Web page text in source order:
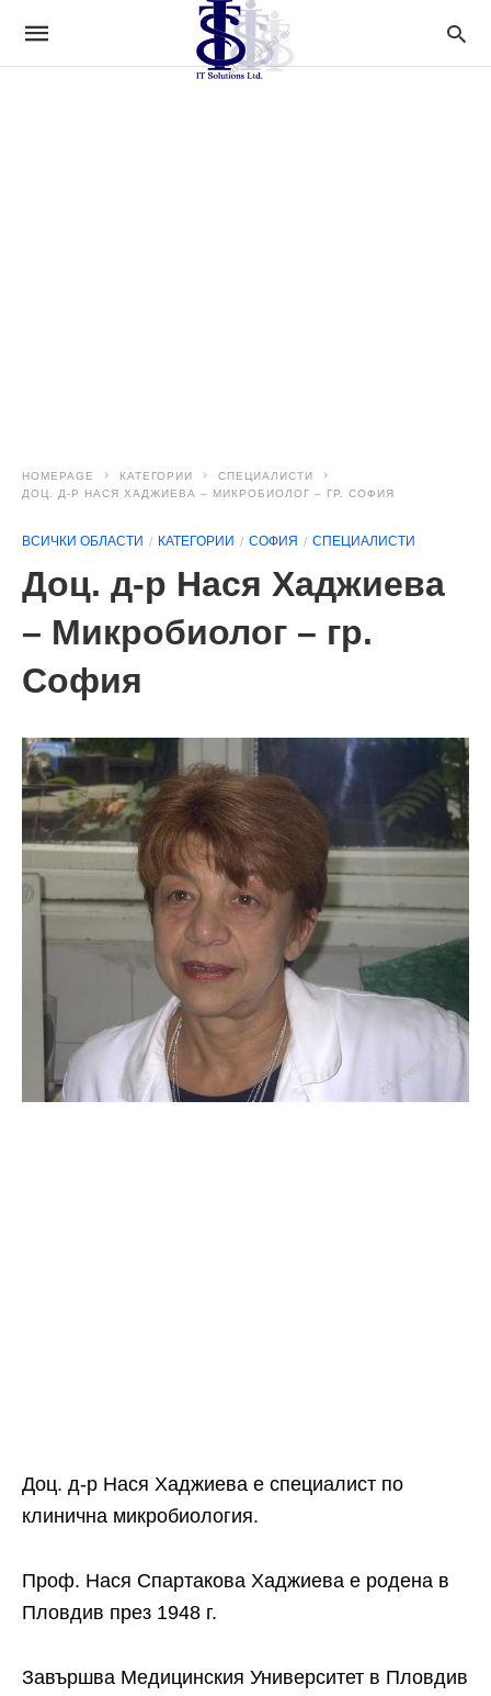
HOMEPAGE КАТЕГОРИИ
СПЕЦИАЛИСТИ
ДОЦ. Д-Р НАСЯ ХАДЖИЕВА – МИКРОБИОЛОГ – ГР. СОФИЯ
ВСИЧКИ ОБЛАСТИ КАТЕГОРИИ СОФИЯ СПЕЦИАЛИСТИ
Доц. д-р Нася Хаджиева
– Микробиолог – гр.
София
Доц. д-р Нася Хаджиева е специалист по
клинична микробиология.
Проф. Нася Спартакова Хаджиева е родена в
Пловдив през 1948 г.
Завършва Медицинския Университет в Пловдив